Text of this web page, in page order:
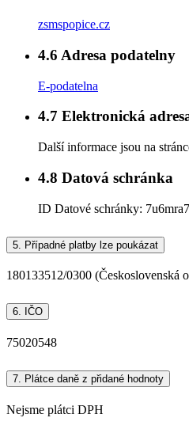
zsmspopice.cz
4.6 Adresa podatelny
E-podatelna
4.7 Elektronická
Další informace jsou na
4.8 Datová schránka
ID Datové schránky: 7u6mra7
5. Případné platby lze poukázat
180133512/0300 (Československá
6. IČO
75020548
7. Plátce daně z přidané hodnoty
Nejsme plátci DPH